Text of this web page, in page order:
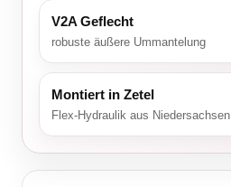
V2A Geflecht
robuste äußere Ummantelung
Montiert in Zetel
Flex-Hydraulik aus Niedersachsen